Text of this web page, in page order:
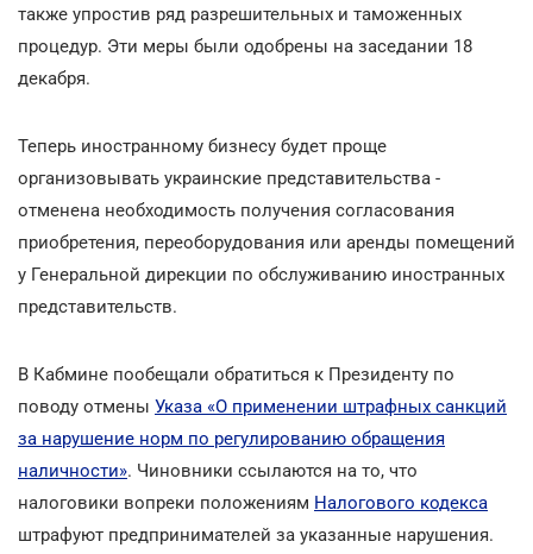
также упростив ряд разрешительных и таможенных
процедур. Эти меры были одобрены на заседании 18
декабря.
Теперь иностранному бизнесу будет проще
организовывать украинские представительства -
отменена необходимость получения согласования
приобретения, переоборудования или аренды помещений
у Генеральной дирекции по обслуживанию иностранных
представительств.
В Кабмине пообещали обратиться к Президенту по
поводу отмены Указа «О применении штрафных санкций
за нарушение норм по регулированию обращения
наличности». Чиновники ссылаются на то, что
налоговики вопреки положениям Налогового кодекса
штрафуют предпринимателей за указанные нарушения.